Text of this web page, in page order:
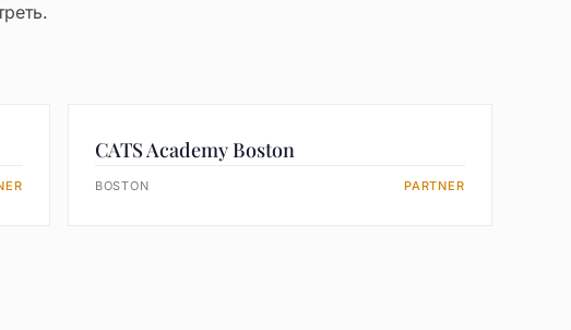
CATS Academy Boston
BOSTON PARTNER